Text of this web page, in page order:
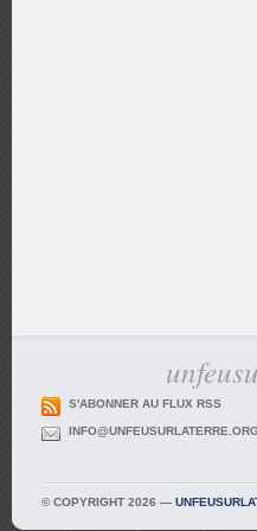
S'ABONNER AU FLUX RSS
INFO@UNFEUSURLATERRE.ORG
© COPYRIGHT 2026 —